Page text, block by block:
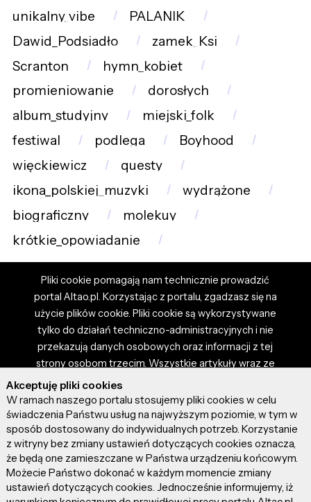
unikalny_vibe
PALANIK
Dawid_Podsiadło
zamek_Ksi
Scranton
hymn_kobiet
promieniowanie
dorosłych
album_studyjny
miejski_folk
festiwal
podlega
Boyhood
więckiewicz
questy
ikona_polskiej_muzyki
wydrążone
biograficzny
molekuy
krótkie_opowiadanie
Pliki cookie pomagają nam technicznie prowadzić
portal Altao.pl. Korzystając z portalu, zgadzasz się na
użycie plików cookie. Pliki cookie są wykorzystywane
tylko do działań techniczno-administracyjnych i nie
przekazują danych osobowych oraz informacji z tej
strony osobom trzecim. Wszystkie artykuły wraz ze
zdjęciami i materiałami dostępnymi na portalu są
własnością użytkowników. Administrator i właściciel
portalu nie ponosi odpowiedzialności za tresci
prezentowane przez autorów artykułów. Dodając
artykuł, zgadzasz się z regulaminem portalu oraz
ponosisz odpowiedzialność za wszystkie materiały
umieszczone przez Ciebie na stronie altao.pl.
Szczegóły dostępne w regulaminie portalu.
Akceptuję pliki cookies
W ramach naszego portalu stosujemy pliki cookies w celu
świadczenia Państwu usług na najwyższym poziomie, w tym w
sposób dostosowany do indywidualnych potrzeb. Korzystanie
z witryny bez zmiany ustawień dotyczących cookies oznacza,
że będą one zamieszczane w Państwa urządzeniu końcowym.
Możecie Państwo dokonać w każdym momencie zmiany
ustawień dotyczących cookies. Jednocześnie informujemy, iż